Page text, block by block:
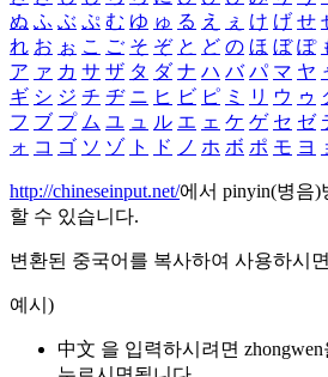
ぬ ふ ぶ ぷ む ゆ ゅ る え ぇ け げ せ
れ お ぉ こ ご そ ぞ と ど の ほ ぼ ぽ
ア ァ カ サ ザ タ ダ ナ ハ バ パ マ ヤ
ギ シ ジ チ ヂ ニ ヒ ビ ピ ミ リ ウ ゥ
フ ブ プ ム ユ ュ ル エ ェ ケ ゲ セ ゼ
ォ コ ゴ ソ ゾ ト ド ノ ホ ボ ポ モ ヨ
http://chineseinput.net/에서 pinyin(병음
할 수 있습니다.
변환된 중국어를 복사하여 사용하시
예시)
中文 을 입력하시려면 zhongwen